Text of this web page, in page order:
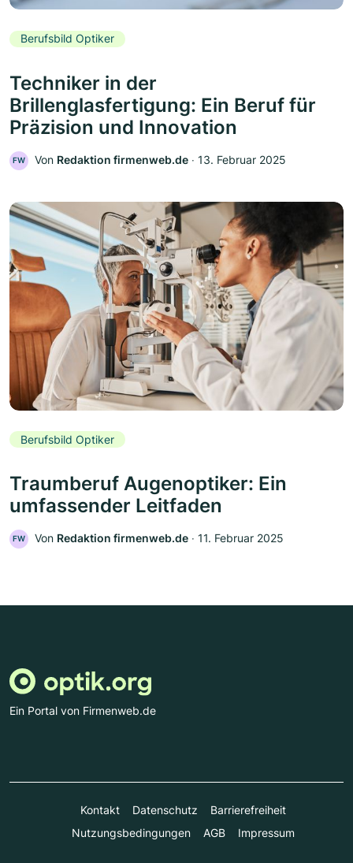
Berufsbild Optiker
Techniker in der
Brillenglasfertigung: Ein Beruf für
Präzision und Innovation
FW Von Redaktion firmenweb.de ‧ 13. Februar 2025
Berufsbild Optiker
Traumberuf Augenoptiker: Ein
umfassender Leitfaden
FW Von Redaktion firmenweb.de ‧ 11. Februar 2025
Ein Portal von Firmenweb.de
Kontakt Datenschutz
Barrierefreiheit
Nutzungsbedingungen
AGB Impressum